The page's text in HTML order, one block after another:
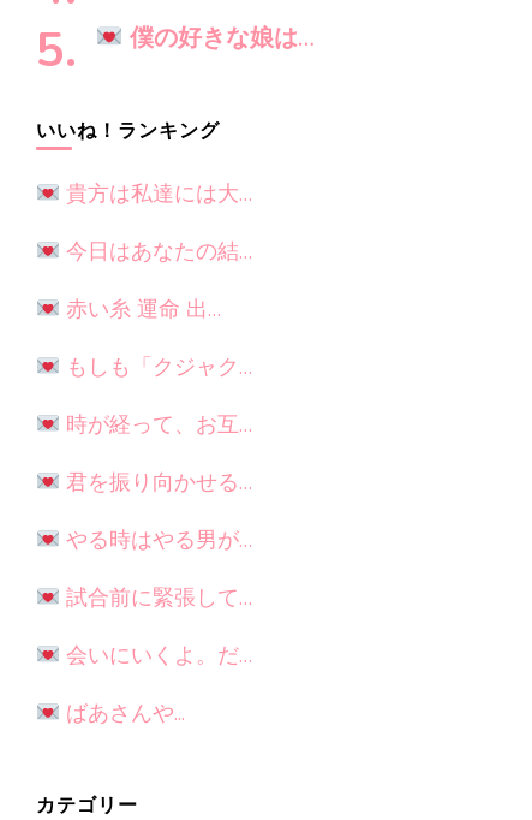
僕の好きな娘は…
いいね！ランキング
貴方は私達には大…
今日はあなたの結…
赤い糸 運命 出…
もしも「クジャク…
時が経って、お互…
君を振り向かせる…
やる時はやる男が…
試合前に緊張して…
会いにいくよ。だ…
ばあさんや...
カテゴリー